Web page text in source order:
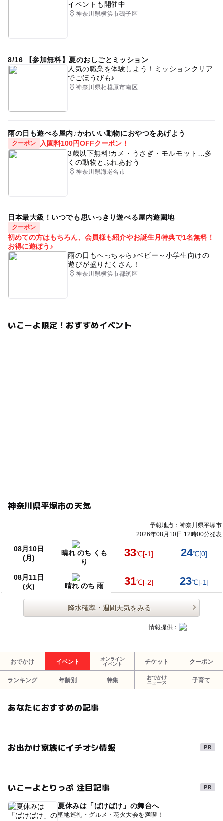
イベントも開催中
神奈川県横浜市磯子区
8/16 【参加無料】夏のおしごとミッション
人気の職業を体験しよう！ミッションクリア
でごほうびも♪
神奈川県相模原市南区
雨の日も遊べる屋内♪かわいい動物におやつをあげよう
クーポン
入園料100円OFFクーポン！
3歳以下無料!カメ・うさぎ・モルモット…多
くの動物とふれあおう
神奈川県海老名市
日本最大級！いつでも思いっきり遊べる屋内遊園地
クーポン
初めての方はもちろん、会員様も紹介やお誕生月特典で1名無料！
お得に遊ぼう♪
雨の日もへっちゃら♪ベビー～小学生向けの
遊びが盛りだくさん！
神奈川県横浜市都筑区
いこーよ限定！おすすめイベント
神奈川県平塚市の天気
予報地点：神奈川県平塚市
2026年08月10日 12時00分発表
08月10日
(月)
晴れ のち くも
り
33℃[-1] 24℃[0]
08月11日
(火)
晴れ のち 雨 31℃[-2] 23℃[-1]
降水確率・週間天気をみる
情報提供：
おでかけ イベント
オンライン
イベント
チケット クーポン
ランキング 年齢別 特集
おでかけ
ニュース
子育て
あなたにおすすめの記事
お出かけ家族にイチオシ情報
いこーよとりっぷ 注目記事
夏休みは「ばけばけ」の舞台へ
聖地巡礼・グルメ・花火大会を満喫！